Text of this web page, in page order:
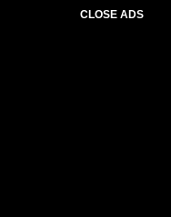
CLOSE ADS